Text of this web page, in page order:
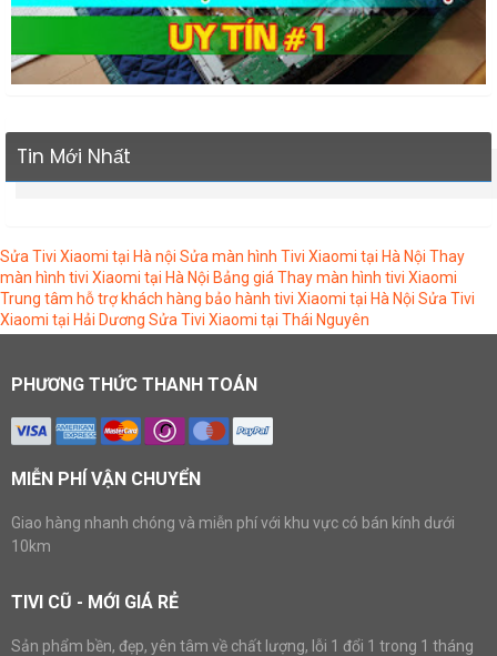
Tin Mới Nhất
Sửa Tivi Xiaomi tại Hà nội Sửa màn hình Tivi Xiaomi tại Hà Nội Thay
màn hình tivi Xiaomi tại Hà Nội Bảng giá Thay màn hình tivi Xiaomi
Trung tâm hỗ trợ khách hàng bảo hành tivi Xiaomi tại Hà Nội Sửa Tivi
Xiaomi tại Hải Dương Sửa Tivi Xiaomi tại Thái Nguyên
PHƯƠNG THỨC THANH TOÁN
MIỄN PHÍ VẬN CHUYỂN
Giao hàng nhanh chóng và miễn phí với khu vực có bán kính dưới
10km
TIVI CŨ - MỚI GIÁ RẺ
Sản phẩm bền, đẹp, yên tâm về chất lượng, lỗi 1 đổi 1 trong 1 tháng